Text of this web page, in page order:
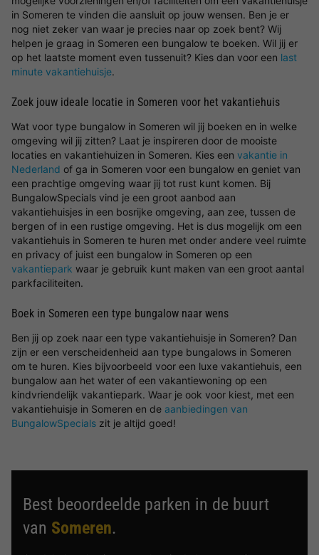
in Someren te vinden die aansluit op jouw wensen. Ben je er
nog niet zeker van waar je precies naar op zoek bent? Wij
helpen je graag in Someren een bungalow te boeken. Wil jij er
op het laatste moment even tussenuit? Kies dan voor een last
minute vakantiehuisje.
Zoek jouw ideale locatie in Someren voor het vakantiehuis
Wat voor type bungalow in Someren wil jij boeken en in welke
omgeving wil jij zitten? Laat je inspireren door de mooiste
locaties en vakantiehuizen in Someren. Kies een vakantie in
Nederland of ga in Someren voor een bungalow en geniet van
een prachtige omgeving waar jij tot rust kunt komen. Bij
BungalowSpecials vind je een groot aanbod aan
vakantiehuisjes in een bosrijke omgeving, aan zee, tussen de
bergen of in een rustige omgeving. Het is dus mogelijk om een
vakantiehuis in Someren te huren met onder andere veel ruimte
en privacy of juist een bungalow in Someren op een
vakantiepark waar je gebruik kunt maken van een groot aantal
parkfaciliteiten.
Boek in Someren een type bungalow naar wens
Ben jij op zoek naar een type vakantiehuisje in Someren? Dan
zijn er een verscheidenheid aan type bungalows in Someren
om te huren. Kies bijvoorbeeld voor een luxe vakantiehuis, een
bungalow aan het water of een vakantiewoning op een
kindvriendelijk vakantiepark. Waar je ook voor kiest, met een
vakantiehuisje in Someren en de aanbiedingen van
BungalowSpecials zit je altijd goed!
Best beoordeelde parken in de buurt
van Someren.